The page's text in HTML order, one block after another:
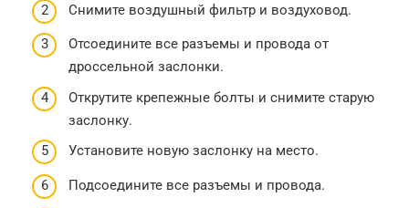
Снимите воздушный фильтр и воздуховод.
Отсоедините все разъемы и провода от
дроссельной заслонки.
Открутите крепежные болты и снимите старую
заслонку.
Установите новую заслонку на место.
Подсоедините все разъемы и провода.